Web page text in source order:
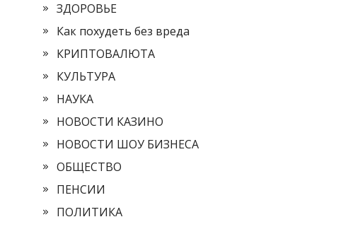
ЗДОРОВЬЕ
Как похудеть без вреда
КРИПТОВАЛЮТА
КУЛЬТУРА
НАУКА
НОВОСТИ КАЗИНО
НОВОСТИ ШОУ БИЗНЕСА
ОБЩЕСТВО
ПЕНСИИ
ПОЛИТИКА